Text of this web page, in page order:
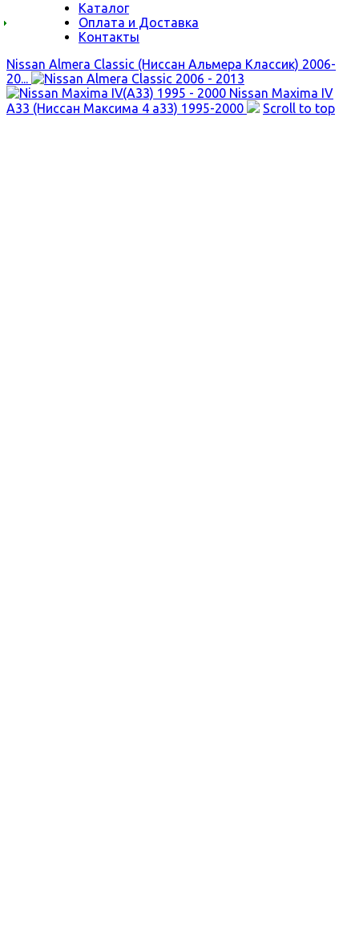
Каталог
Оплата и Доставка
Контакты
Nissan Almera Classic (Ниссан Альмера Классик) 2006-
20...
Nissan Maxima IV
A33 (Ниссан Максима 4 а33) 1995-2000
Scroll to top